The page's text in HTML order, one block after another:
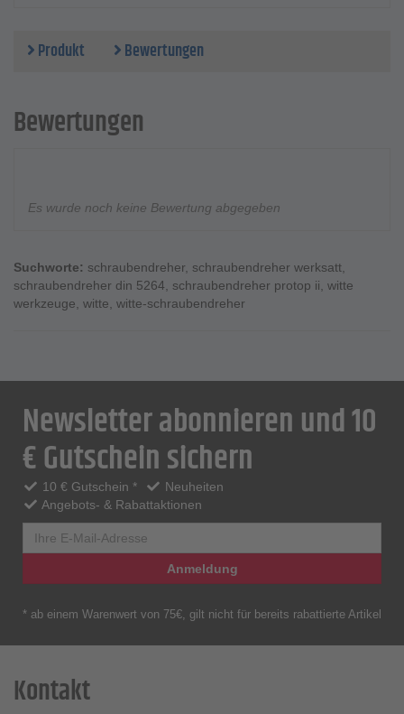
Produkt Bewertungen
Bewertungen
Es wurde noch keine Bewertung abgegeben
Suchworte: schraubendreher, schraubendreher werksatt,
schraubendreher din 5264, schraubendreher protop ii, witte
werkzeuge, witte, witte-schraubendreher
Newsletter abonnieren und 10
€ Gutschein sichern
10 € Gutschein *
Neuheiten
Angebots- & Rabattaktionen
Anmeldung
* ab einem Warenwert von 75€, gilt nicht für bereits rabattierte Artikel
Kontakt